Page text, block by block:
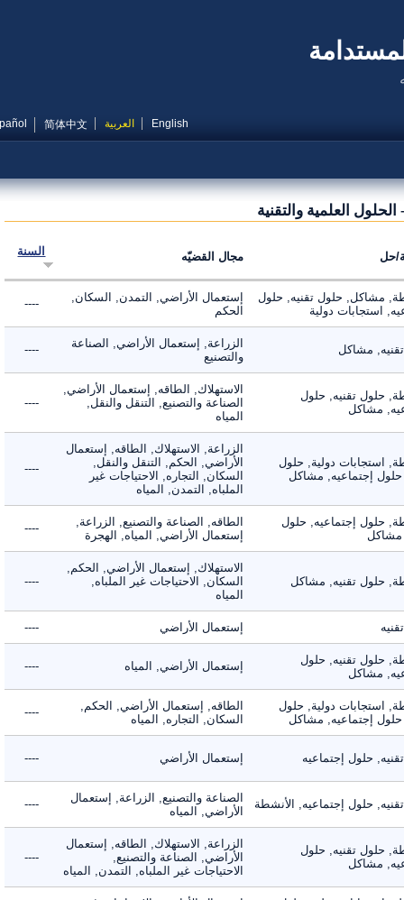
English العربية 简体中文
Español
العلمية والتقنية
مجال القضيّه السنة
مشاكل, حلول تقنيه, حلول
استجابات دولية
إستعمال الأراضي, التمدن, السكان,
الحكم
----
مشاكل
الزراعة, إستعمال الأراضي, الصناعة
والتصنيع
----
حلول تقنيه, حلول
مشاكل
الاستهلاك, الطاقه, إستعمال الأراضي,
الصناعة والتصنيع, التنقل والنقل,
المياه
----
استجابات دولية, حلول
إجتماعيه, مشاكل
الزراعة, الاستهلاك, الطاقه, إستعمال
الأراضي, الحكم, التنقل والنقل,
السكان, التجاره, الاحتياجات غير
الملباه, التمدن, المياه
----
حلول إجتماعيه, حلول
الطاقه, الصناعة والتصنيع, الزراعة,
إستعمال الأراضي, المياه, الهجرة
----
حلول تقنيه, مشاكل
الاستهلاك, إستعمال الأراضي, الحكم,
السكان, الاحتياجات غير الملباه,
المياه
----
إستعمال الأراضي ----
حلول تقنيه, حلول
مشاكل
إستعمال الأراضي, المياه ----
استجابات دولية, حلول
إجتماعيه, مشاكل
الطاقه, إستعمال الأراضي, الحكم,
السكان, التجاره, المياه
----
حلول إجتماعيه إستعمال الأراضي ----
حلول إجتماعيه, الأنشطة
الصناعة والتصنيع, الزراعة, إستعمال
الأراضي, المياه
----
حلول تقنيه, حلول
مشاكل
الزراعة, الاستهلاك, الطاقه, إستعمال
الأراضي, الصناعة والتصنيع,
الاحتياجات غير الملباه, التمدن, المياه
----